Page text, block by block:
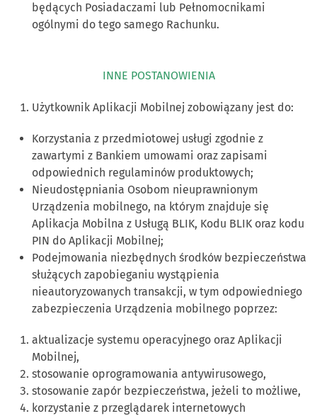
będących Posiadaczami lub Pełnomocnikami
ogólnymi do tego samego Rachunku.
INNE POSTANOWIENIA
Użytkownik Aplikacji Mobilnej zobowiązany jest do:
Korzystania z przedmiotowej usługi zgodnie z
zawartymi z Bankiem umowami oraz zapisami
odpowiednich regulaminów produktowych;
Nieudostępniania Osobom nieuprawnionym
Urządzenia mobilnego, na którym znajduje się
Aplikacja Mobilna z Usługą BLIK, Kodu BLIK oraz kodu
PIN do Aplikacji Mobilnej;
Podejmowania niezbędnych środków bezpieczeństwa
służących zapobieganiu wystąpienia
nieautoryzowanych transakcji, w tym odpowiedniego
zabezpieczenia Urządzenia mobilnego poprzez:
aktualizacje systemu operacyjnego oraz Aplikacji
Mobilnej,
stosowanie oprogramowania antywirusowego,
stosowanie zapór bezpieczeństwa, jeżeli to możliwe,
korzystanie z przeglądarek internetowych